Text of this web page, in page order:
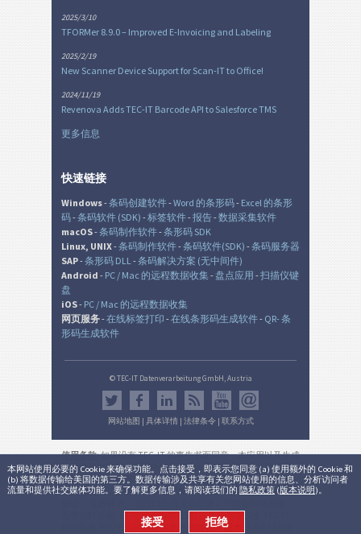
本网站使用必要的 Cookie 来确保功能。点击接受，即表示您同意 (a) 使用额外的 Cookie 和
(b) 将数据传输给美国的第三方。数据传输涉及共享有关您网站使用的信息、分析访问者
流量和提供社交媒体功能。要了解更多信息，请阅读我们的 隐私政策 (版本说明)。
接受 拒绝
M 杂
2025/3/10
TFORMer 8.9.0 – Improved E-Invoicing and Labeling
2025/2/19
New Scanner Device Support for Scan-IT to Office!
2024/11/19
Revenova Adds TEC-IT Barcode API to Salesforce TMS
更多信息
快速链接
Windows-条码创建软件-Word 的条形码- Excel 的条形
码-条码软件 (SDK) -标签软件-报告-数据采集软件
macOS-条码制作软件-条形码 SDK
Linux, UNIX-条码制作软件-条码软件(SDK) -条码服务器
SAP-条形码 DLL-条码解决方案 (无中间件)
Android - PC / Mac 的远程数据收集- 盘点应用 -扫描仪键
盘
iOS- PC / Mac 的远程数据收集
网页服务-在线标签打印 -在线条形码生成软件- QR- 条
形码生成软件
© TEC-IT Datenverarbeitung GmbH, Austria
网站地图 | 具体详情| 法律条令| 联系方式
使用条款: 如果没有 TEC-IT 的事先书面同意，本应用以及生成
的输出是在非生产环境中的非商业的评估目的而设。 使用只
允许用于法律目的，并根据该有效的国家或国际法规。 本服
务的功能性，正确性和/或不间断可用性或所产生的结果不能
无需另行通知（不适用于有效订阅)。 商业用途仅是 TEC-IT
的书面批准后允许的。法律条件和隐私。版本: